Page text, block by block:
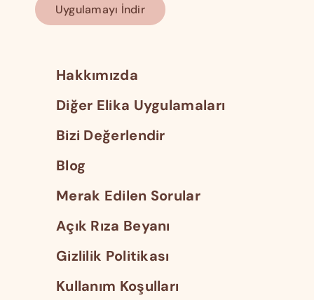
Uygulamayı İndir
Hakkımızda
Diğer Elika Uygulamaları
Bizi Değerlendir
Blog
Merak Edilen Sorular
Açık Rıza Beyanı
Gizlilik Politikası
Kullanım Koşulları